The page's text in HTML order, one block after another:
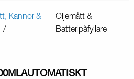
Kannor &
Oljemått &
Batteripåfyllare
AUTOMATISKT